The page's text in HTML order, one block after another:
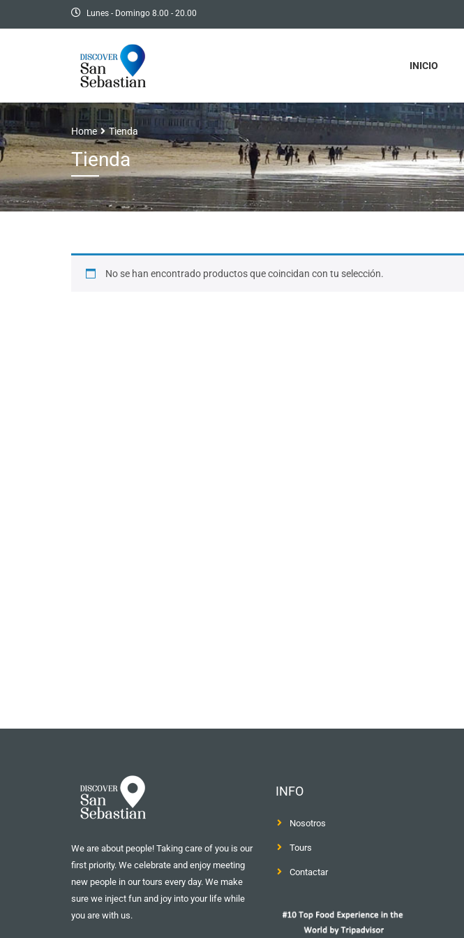
Lunes - Domingo 8.00 - 20.00
INICIO
Home Tienda
Tienda
No se han encontrado productos que coincidan con tu selección.
We are about people! Taking care of you is our
first priority. We celebrate and enjoy meeting
new people in our tours every day. We make
sure we inject fun and joy into your life while
you are with us.
INFO
Nosotros
Tours
Contactar